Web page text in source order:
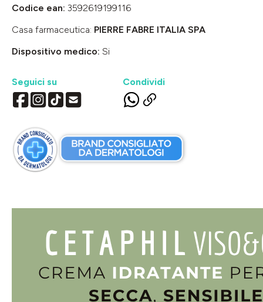
Codice ean: 3592619199116
Casa farmaceutica: PIERRE FABRE ITALIA SPA
Dispositivo medico: Si
Seguici su Condividi